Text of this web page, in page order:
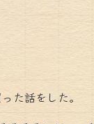
た話をした。